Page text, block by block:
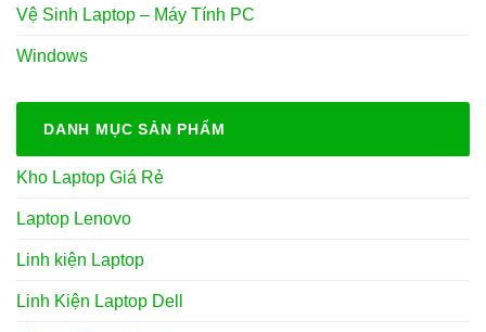
Vệ Sinh Laptop – Máy Tính PC
Windows
DANH MỤC SẢN PHẨM
Kho Laptop Giá Rẻ
Laptop Lenovo
Linh kiện Laptop
Linh Kiện Laptop Dell